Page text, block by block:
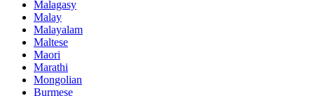
Malagasy
Malay
Malayalam
Maltese
Maori
Marathi
Mongolian
Burmese